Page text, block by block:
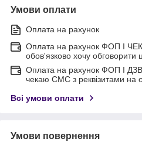
Умови оплати
Оплата на рахунок
Оплата на рахунок ФОП I
обов'язково хочу обговорити
Оплата на рахунок ФОП I
чекаю СМС з реквізитами на
Всі умови оплати
Умови повернення